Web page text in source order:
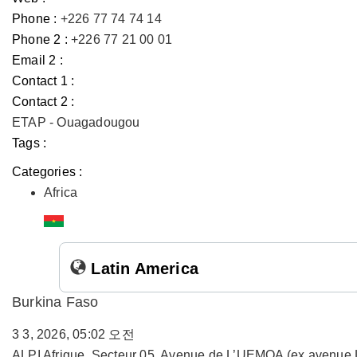
Phone : +226 77 74 74 14
Phone 2 : +226 77 21 00 01
Email 2 :
Contact 1 :
Contact 2 :
ETAP - Ouagadougou
Tags :
Categories :
Africa
Latin America
Burkina Faso
3 3, 2026, 05:02 오전